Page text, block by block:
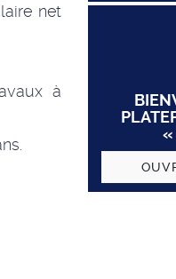
net
à
«